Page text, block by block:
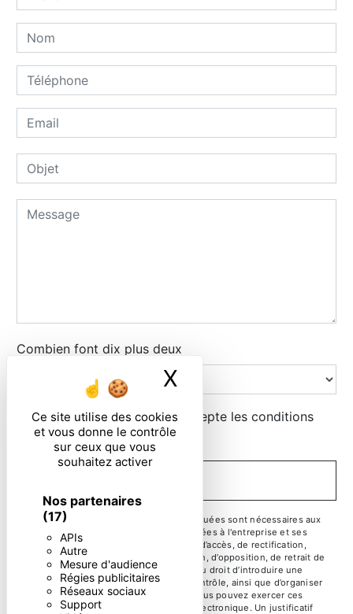
Ce site utilise des cookies
et vous donne le contrôle
sur ceux que vous
souhaitez activer
Nos partenaires
(17)
APIs
Autre
Mesure d'audience
Régies publicitaires
Réseaux sociaux
Support
X Masquer le
Combien font dix plus deux
En cochant cette case, j'accepte les conditions
particulières ci-dessous **
** Les données personnelles communiquées sont nécessaires aux
fins de vous contacter. Elles sont destinées à l'entreprise et ses
sous-traitants. Vous disposez de droits d’accès, de rectification,
d’effacement, de portabilité, de limitation, d’opposition, de retrait de
votre consentement à tout moment et du droit d’introduire une
réclamation auprès d’une autorité de contrôle, ainsi que d’organiser
le sort de vos données post-mortem. Vous pouvez exercer ces
droits par voie postale ou par courrier électronique. Un justificatif